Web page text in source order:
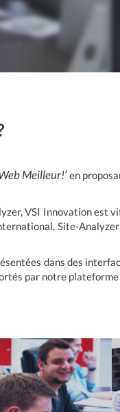
Meilleur!’en
VSI Innovation est
Site-
dans des
par notre plateforme